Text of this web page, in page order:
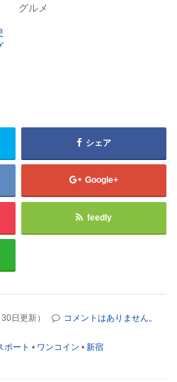
グルメ
シェア
Google+
feedly
日更新）
コメントはありません。
ポート • ワンコイン • 新宿